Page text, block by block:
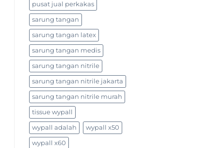
pusat jual perkakas
sarung tangan
sarung tangan latex
sarung tangan medis
sarung tangan nitrile
sarung tangan nitrile jakarta
sarung tangan nitrile murah
tissue wypall
wypall adalah wypall x50
wypall x60